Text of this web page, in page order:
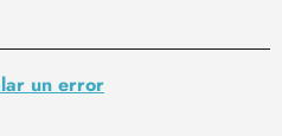
un error